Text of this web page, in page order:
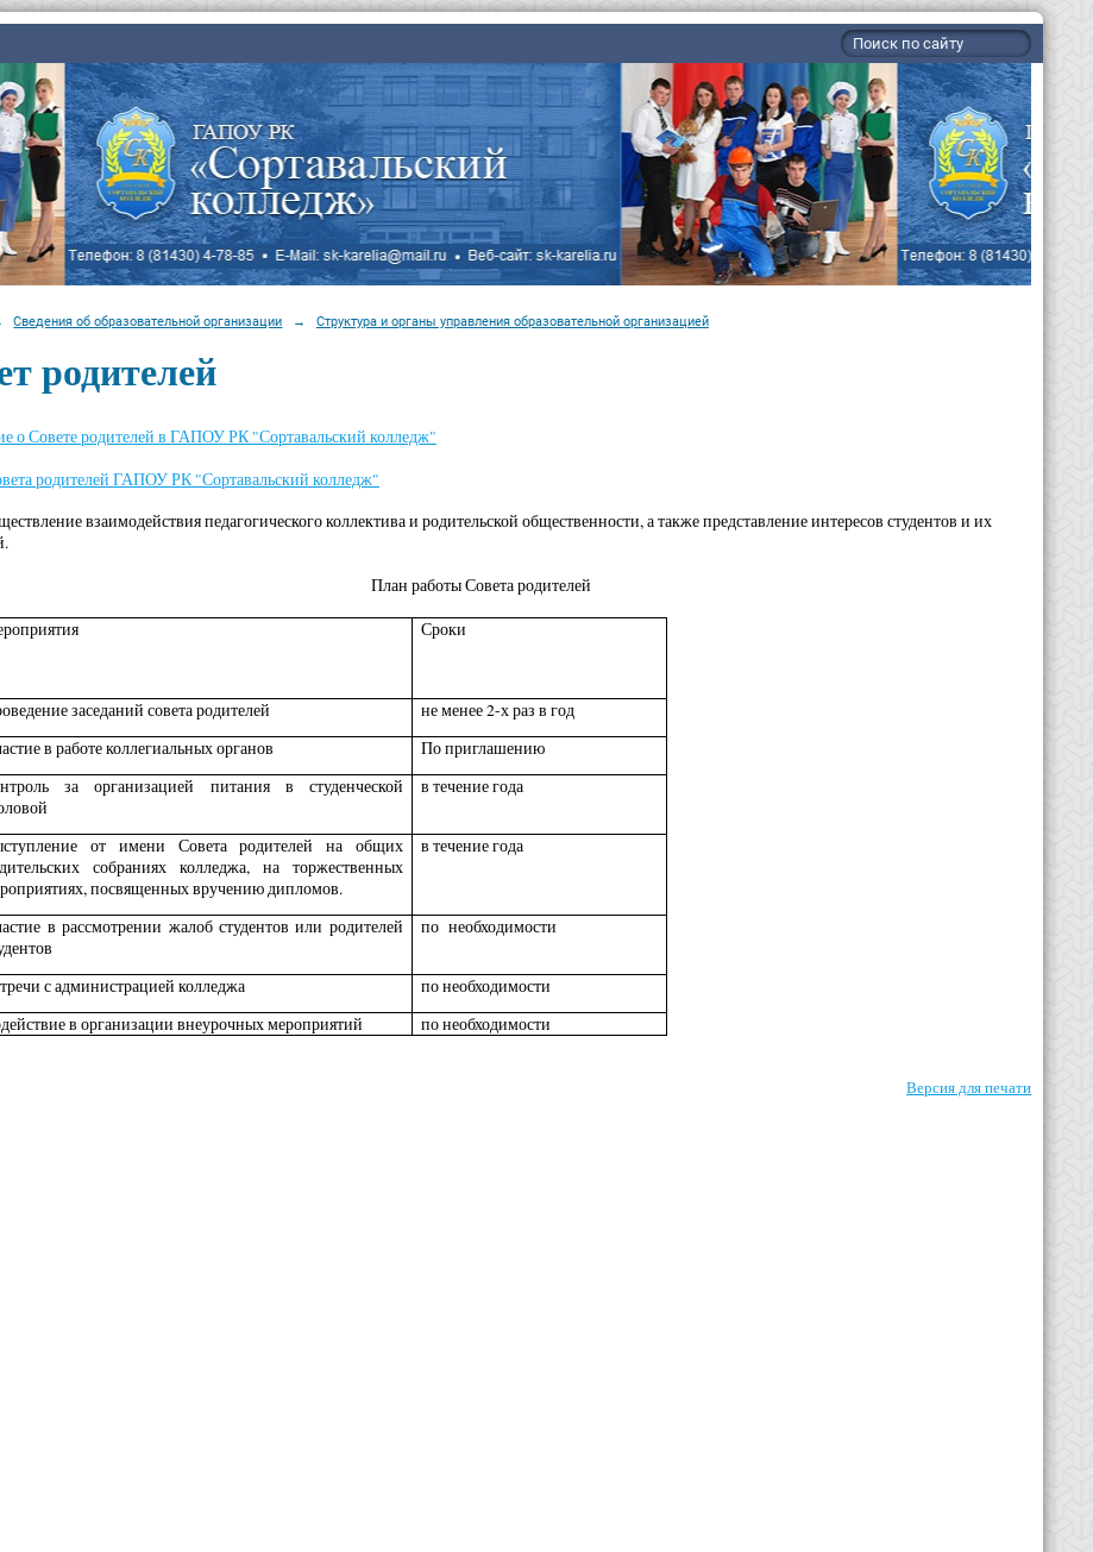
Сведения об образовательной организации → Структура и органы управления образовательной организацией
родителей
о Совете родителей в ГАПОУ РК "Сортавальский колледж"
родителей ГАПОУ РК "Сортавальский колледж"
взаимодействия педагогического коллектива и родительской общественности, а также представление интересов студентов и их
План работы Совета родителей
Сроки
заседаний совета родителей
не менее 2-х раз в год
в работе коллегиальных органов
По приглашению
за организацией питания в студенческой
в течение года
от имени Совета родителей на общих
собраниях колледжа, на торжественных
посвященных вручению дипломов.
в течение года
в рассмотрении жалоб студентов или родителей
по необходимости
с администрацией колледжа
по необходимости
в организации внеурочных мероприятий по необходимости
Версия для печати